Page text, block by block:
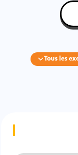
Tous les